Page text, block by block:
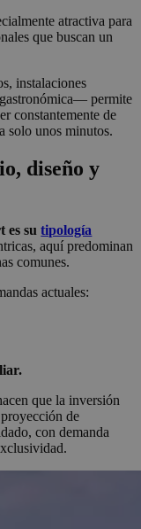
atractiva para
que buscan un
instalaciones
permite
constantemente de
solo unos minutos.
diseño y
es sutipología
aquí predominan
comunes.
actuales:
que la inversión
de
con demanda